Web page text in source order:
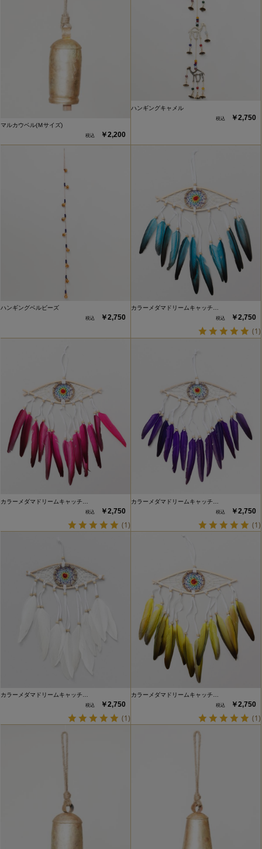
マルカウベル(Ｍサイズ)
￥2,200
ハンギングキャメル
￥2,750
ハンギングベルビーズ
￥2,750
カラーメダマドリームキャッチ…
￥2,750
(1)
カラーメダマドリームキャッチ…
￥2,750
(1)
カラーメダマドリームキャッチ…
￥2,750
(1)
カラーメダマドリームキャッチ…
￥2,750
(1)
カラーメダマドリームキャッチ…
￥2,750
(1)